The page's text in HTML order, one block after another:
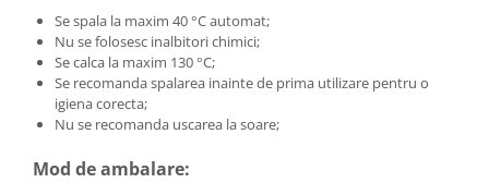
Se spala la maxim 40 °C automat;
Nu se folosesc inalbitori chimici;
Se calca la maxim 130 °C;
Se recomanda spalarea inainte de prima utilizare pentru o
igiena corecta;
Nu se recomanda uscarea la soare;
Mod de ambalare: